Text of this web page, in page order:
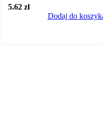
5.62 zł
Dodaj do